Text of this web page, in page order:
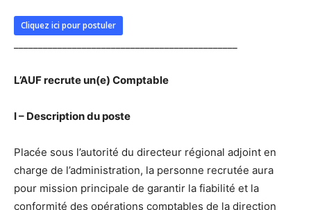
Cliquez ici pour postuler
L’AUF recrute un(e) Comptable
I – Description du poste
Placée sous l’autorité du directeur régional adjoint en
charge de l’administration, la personne recrutée aura
pour mission principale de garantir la fiabilité et la
conformité des opérations comptables de la direction